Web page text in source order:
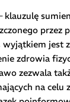
klauzulę
przez
wyjątkiem jest
zdrowia
zezwala
na celu